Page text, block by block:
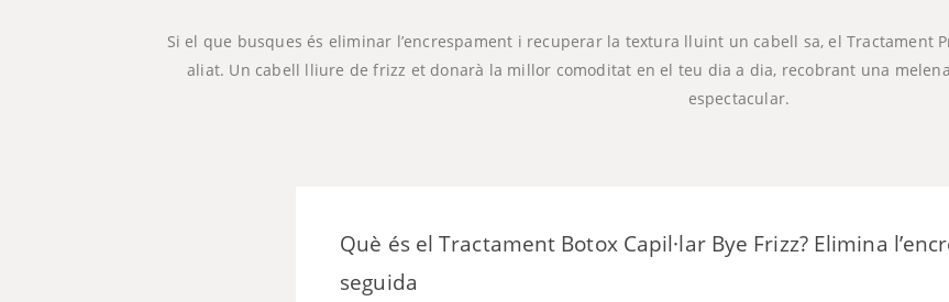
Si el que busques és eliminar l’encrespament i recuperar la textura lluint un cabell sa, el Tractament
aliat. Un cabell lliure de frizz et donarà la millor comoditat en el teu dia a dia, recobrant una
espectacular.
Què és el Tractament Botox Capil·lar Bye Frizz? Elimina
seguida